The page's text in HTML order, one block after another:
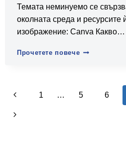
Темата неминуемо се
околната среда и ресурсите
изображение: Canva Какво…
Прочетете повечеУстойчиво
среда
Навигация
на
Предишна
страница
1 … 5 6
Следваща